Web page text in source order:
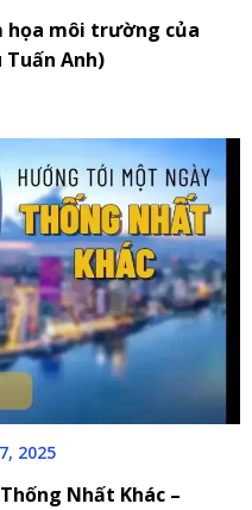
họa môi trường của
Anh)
2025
Nhất Khác –